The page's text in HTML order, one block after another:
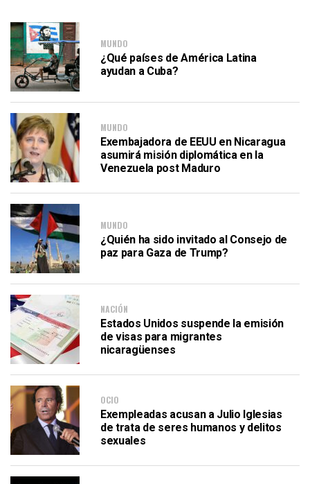
MUNDO
¿Qué países de América Latina
ayudan a Cuba?
MUNDO
Exembajadora de EEUU en Nicaragua
asumirá misión diplomática en la
Venezuela post Maduro
MUNDO
¿Quién ha sido invitado al Consejo de
paz para Gaza de Trump?
NACIÓN
Estados Unidos suspende la emisión
de visas para migrantes
nicaragüenses
OCIO
Exempleadas acusan a Julio Iglesias
de trata de seres humanos y delitos
sexuales